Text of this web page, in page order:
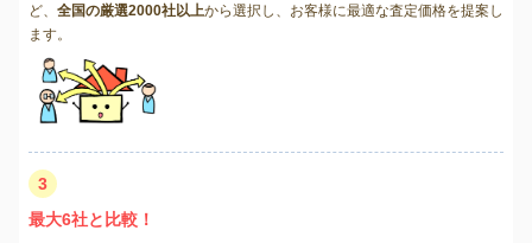
ど、 全国の厳選2000社以上から選択し、お客様に最適な査定価格を提案し
ます。
3
最大6社と比較！